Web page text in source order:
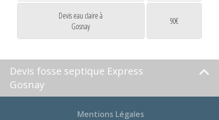
Devis eau claire à
Gosnay
90€
Devis fosse septique Express
Gosnay
Mentions Légales